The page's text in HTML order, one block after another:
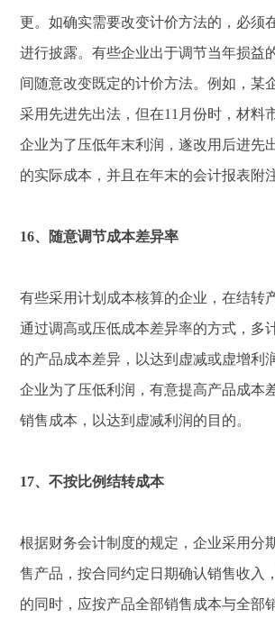
更。如确实需要改变计价方法的，必须
进行披露。有些企业出于调节当年损益
间随意改变既定的计价方法。例如，某
采用先进先出法，但在11月份时，材料
企业为了压低年末利润，遂改用后进先
的实际成本，并且在年末的会计报表附
16、随意调节成本差异率
有些采用计划成本核算的企业，在结转
通过调高或压低成本差异率的方式，多
的产品成本差异，以达到虚减或虚增利
企业为了压低利润，有意提高产品成本
销售成本，以达到虚减利润的目的。
17、不按比例结转成本
根据财务会计制度的规定，企业采用分
售产品，按合同约定日期确认销售收入
的同时，应按产品全部销售成本与全部